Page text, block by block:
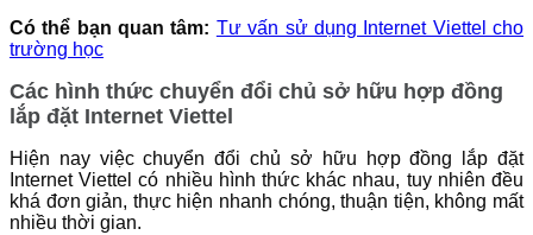
Có thể bạn quan tâm: Tư vấn sử dụng Internet Viettel cho
trường học
Các hình thức chuyển đổi chủ sở hữu hợp đồng
lắp đặt Internet Viettel
Hiện nay việc chuyển đổi chủ sở hữu hợp đồng lắp đặt
Internet Viettel có nhiều hình thức khác nhau, tuy nhiên đều
khá đơn giản, thực hiện nhanh chóng, thuận tiện, không mất
nhiều thời gian.